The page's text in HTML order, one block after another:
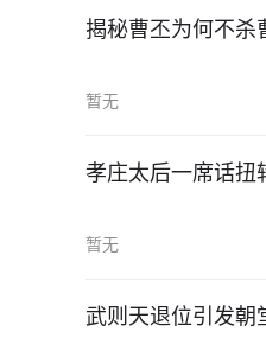
揭秘曹丕为何不杀
暂无
孝庄太后一席话扭
暂无
武则天退位引发朝